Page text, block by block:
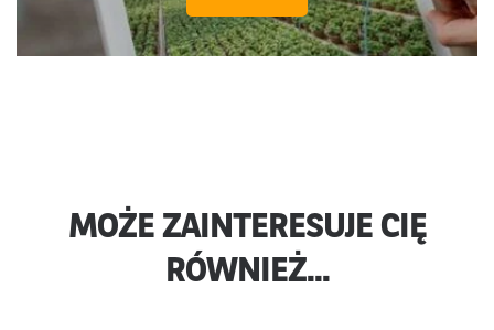
MOŻE ZAINTERESUJE CIĘ
RÓWNIEŻ...